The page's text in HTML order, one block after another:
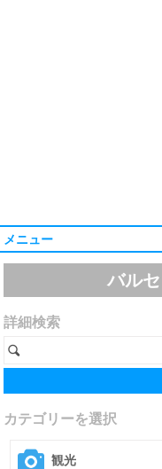
メニュー
バル
詳細検索
カテゴリーを選択
観光